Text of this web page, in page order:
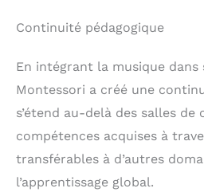
Continuité pédagogique
En intégrant la musique dans
Montessori a créé une
s’étend au-delà des salles de
compétences acquises à
transférables à d’autres
l’apprentissage global.